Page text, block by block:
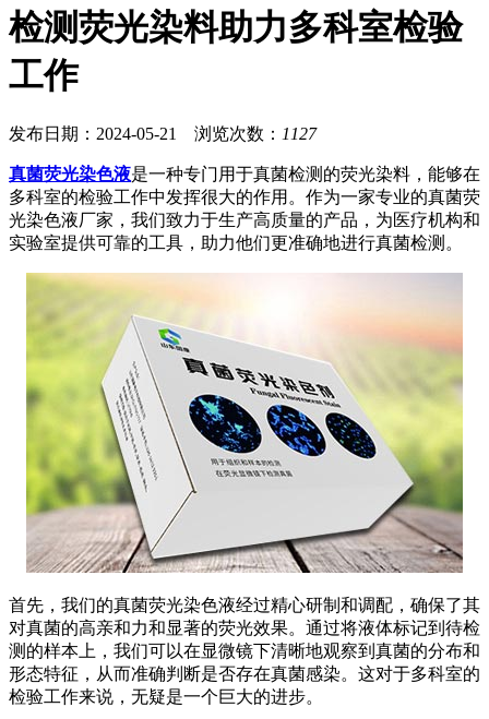
检测荧光染料助力多科室检验
工作
发布日期：2024-05-21 浏览次数： 1127
真菌荧光染色液是一种专门用于真菌检测的荧光染料，能够在
多科室的检验工作中发挥很大的作用。作为一家专业的真菌荧
光染色液厂家，我们致力于生产高质量的产品，为医疗机构和
实验室提供可靠的工具，助力他们更准确地进行真菌检测。
首先，我们的真菌荧光染色液经过精心研制和调配，确保了其
对真菌的高亲和力和显著的荧光效果。通过将液体标记到待检
测的样本上，我们可以在显微镜下清晰地观察到真菌的分布和
形态特征，从而准确判断是否存在真菌感染。这对于多科室的
检验工作来说，无疑是一个巨大的进步。